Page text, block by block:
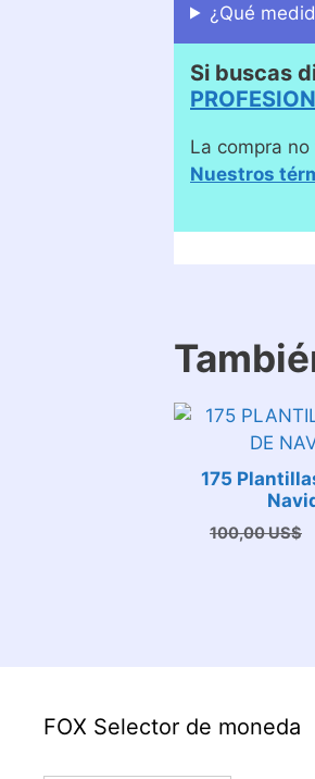
¿Qué
Si buscas
La compra
Nuestros
175
100,00US$
FOX Selector de moneda